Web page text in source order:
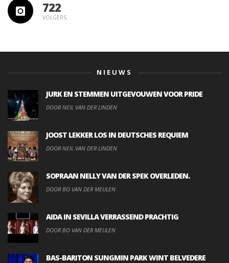
722
VOLGERS
NIEUWS
JURK EN STEMMEN UITGEVOUWEN VOOR PRIDE
DOOR NEIL VAN DER LINDEN
JOOST LEKKER LOS IN DEUTSCHES REQUIEM
DOOR NEIL VAN DER LINDEN
SOPRAAN NELLY VAN DER SPEK OVERLEDEN.
DOOR BO VAN DER MEULEN
AIDA IN SEVILLA VERRASSEND PRACHTIG
DOOR BO VAN DER MEULEN
BAS-BARITON SUNGMIN PARK WINT BELVEDERE